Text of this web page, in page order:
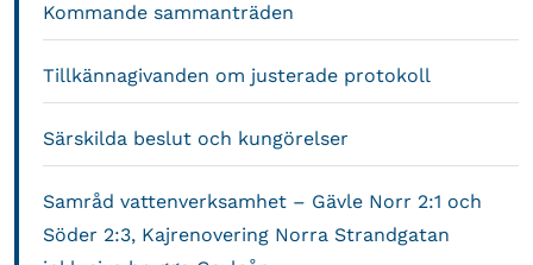
Kommande sammanträden
Tillkännagivanden om justerade protokoll
Särskilda beslut och kungörelser
Samråd vattenverksamhet – Gävle Norr 2:1 och
Söder 2:3, Kajrenovering Norra Strandgatan